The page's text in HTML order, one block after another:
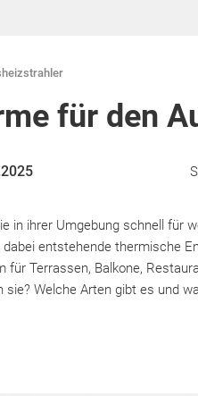
für den
in ihrer Umgebung schnell für
entstehende thermische
für Terrassen, Balkone,
Welche Arten gibt es und